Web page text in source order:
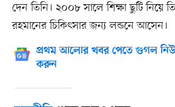
দেন তিনি। ২০০৮ সালে শিক্ষা ছুটি নিয়ে
রহমানের চিকিৎসার জন্য লন্ডনে আসেন।
প্রথম আলোর খবর পেতে গুগল
করুন